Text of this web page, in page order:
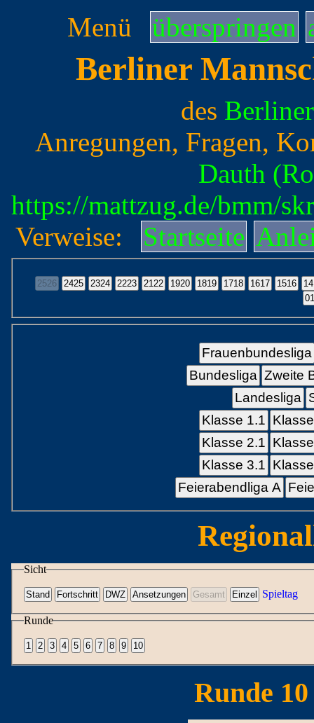
Menü überspringen
Berliner
des
Anregungen, Fragen,
Dauth
https://mattzug.de/bmm/
Verweise:
Startseite
Frauenbundesliga
Bundesliga Zweite
Landesliga
Klasse 1.1
Klasse 2.1
Klasse 3.1
Feierabendliga A
Sicht
Spieltag
Runde
Runde